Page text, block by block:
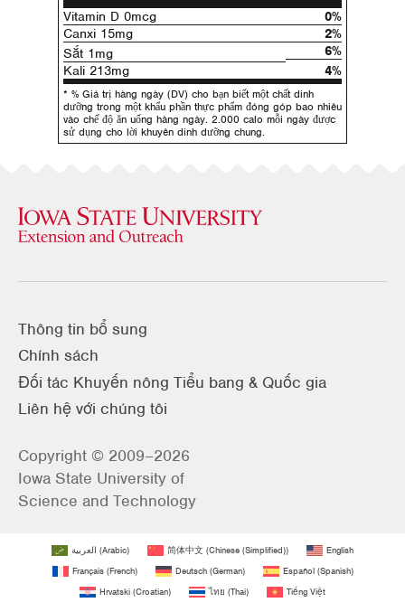
Vitamin D 0mcg
0%
Canxi 15mg
2%
Sắt 1mg
6%
Kali 213mg
4%
* % Giá trị hàng ngày (DV) cho bạn biết một chất dinh
dưỡng trong một khẩu phần thực phẩm đóng góp bao nhiêu
vào chế độ ăn uống hàng ngày. 2.000 calo mỗi ngày được
sử dụng cho lời khuyên dinh dưỡng chung.
Thông tin bổ sung
Chính sách
Đối tác Khuyến nông Tiểu bang & Quốc gia
Liên hệ với chúng tôi
Copyright © 2009–2026
Iowa State University of
Science and Technology
العربية (Arabic) 简体中文 (Chinese (Simplified))
English
Français(French) Deutsch(German) Español(Spanish)
Hrvatski (Croatian) ไทย (Thai) Tiếng Việt